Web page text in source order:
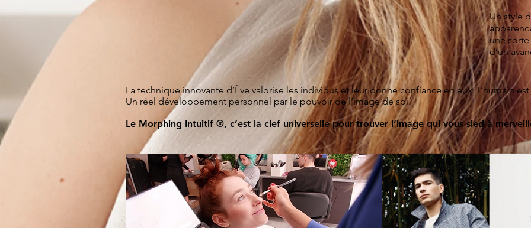
Un style
une sorte
d’un
La technique innovante d’Ève valorise les individus et leur donne confiance en eux. L’humain
Un réel développement personnel par le pouvoir de l’image de soi.
Le Morphing Intuitif ®, c’est la clef universelle pour trouver l’image qui vous sied à